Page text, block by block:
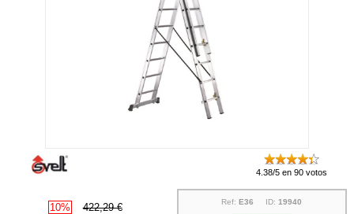
4.38/5 en 90 votos
10% 422,29 € Ref:E36 ID:19940